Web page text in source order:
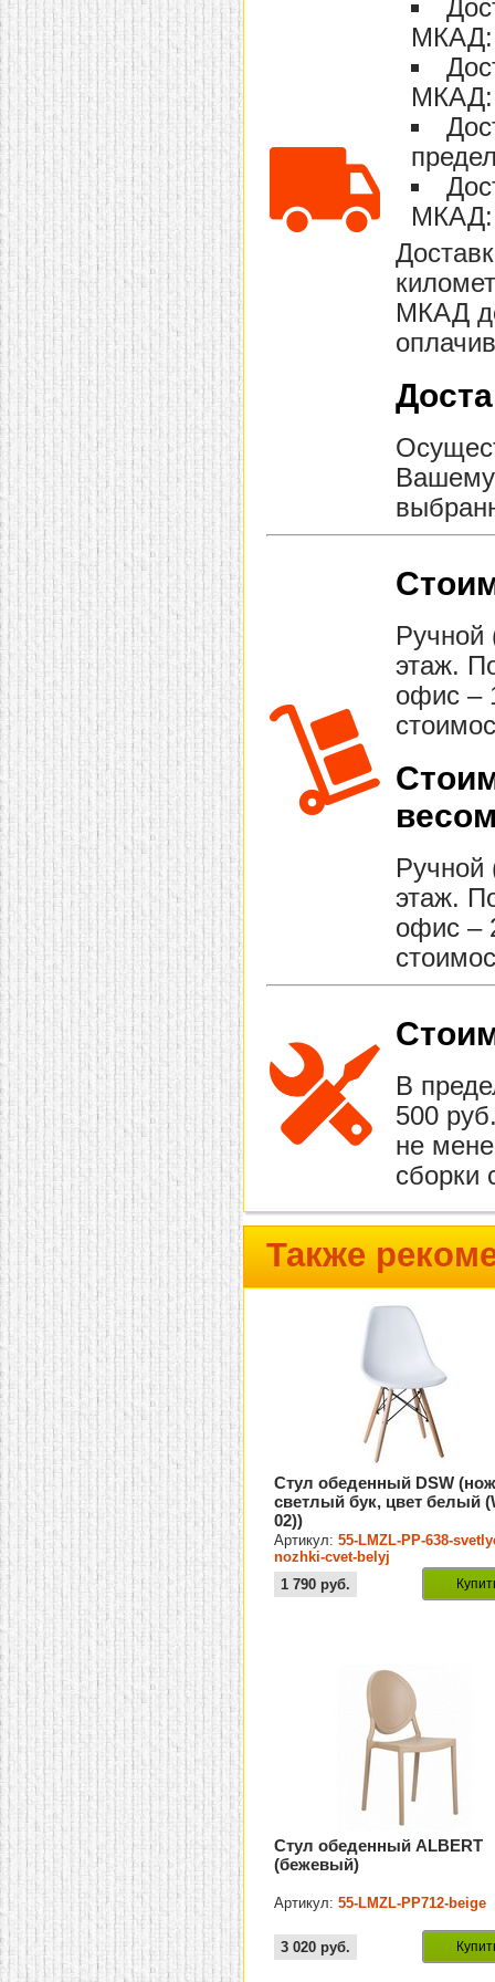
домашнем использовании.
Эта мебель имеет
некоторые преимущества
перед той же стенкой для
гостиной, к примеру,
поскольку она более
легкая и не загромождает
пространство. В спальне
этот предмет можно
поставить у изголовья
кровати, чтобы заполнить
пустующее там
место. Также стеллажи
очень часто используют в
качестве разграничителей
комнаты, например, на
рабочую зону и
пространство для отдыха.
Особенно это актуально
для однокомнатных
квартир.
МКАД:
МКАД:
МКАД:
МКАД
Вашему
Ручной
этаж.
офис –
Ручной
этаж.
офис –
В
500
не
сборки
Также
Стул обеденный DSW
светлый бук, цвет белый
02))
Артикул:55-LMZL-PP-638-
nozhki-cvet-belyj
1 790 руб.
Стул обеденный ALBERT
(бежевый)
Артикул:55-LMZL-РР712-beige
3 020 руб.